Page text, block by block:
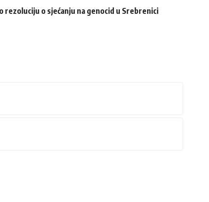
rezoluciju o sjećanju na genocid u Srebrenici